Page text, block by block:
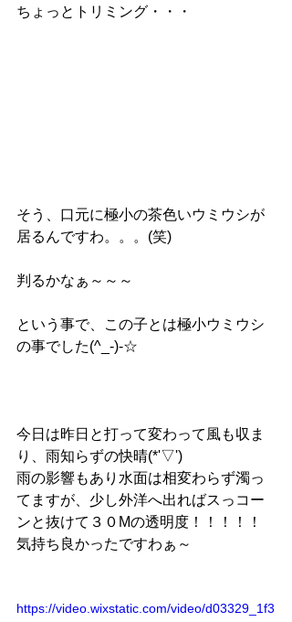
ちょっとトリミング・・・
そう、口元に極小の茶色いウミウシが
居るんですわ。。。(笑)
判るかなぁ～～～
という事で、この子とは極小ウミウシ
の事でした(^_-)-☆
今日は昨日と打って変わって風も収ま
り、雨知らずの快晴(*'▽')
雨の影響もあり水面は相変わらず濁っ
てますが、少し外洋へ出ればスっコー
ンと抜けて３０Mの透明度！！！！！
気持ち良かったですわぁ～
https://video.wixstatic.com/video/d03329_1f3